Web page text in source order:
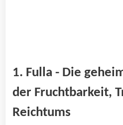
1. Fulla ‌- Die
der Fruchtbarkeit,
Reichtums